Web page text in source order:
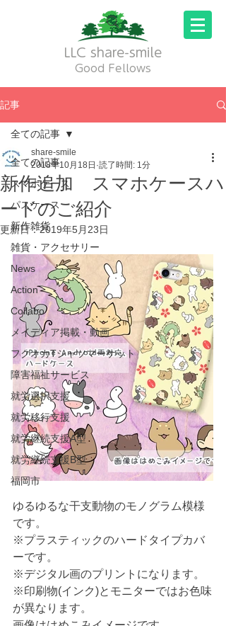
LLC share-smile
Good Fellows
記事
全ての記事
スマホケース
パスケース
新作雑貨
雑貨・アクセサリー
News
Action
Collabo
メイディア掲載・動画
フクオカTシャツマーケット
障害福祉サービス
就労選択支援
就労移行支援
就労継続支援A型
就労継続支援B型
福岡市
全ての記事
新作追加 スマホケースハ
ードのご紹介
share-smile
2018年10月18日 読了時間: 1分
更新日：2019年5月23日
ゆるゆるな干支動物のモノグラム模様
です。
※プラスティックのハードタイプカバ
ーです。
※デジタル画のプリントになります。
※印刷物(インク)とモニターではお色味
が異なります。